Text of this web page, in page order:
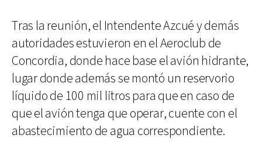
Tras la reunión, el Intendente Azcué y demás
autoridades estuvieron en el Aeroclub de
Concordia, donde hace base el avión hidrante,
lugar donde además se montó un reservorio
líquido de 100 mil litros para que en caso de
que el avión tenga que operar, cuente con el
abastecimiento de agua correspondiente.